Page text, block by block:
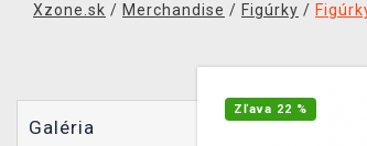
Xzone.sk / Merchandise / Figúrky /
Galéria
Zľava 22 %